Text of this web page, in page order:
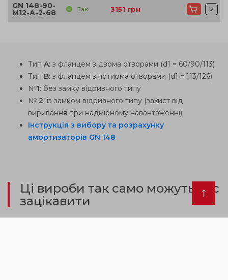
GN 148-90-
M12-A-2-68 Так 3151 грн
Тип A: з фланцем з двома отворами (d1 = 60/90/113)
Тип B: з фланцем з чотирма отворами (d1 = 113/126)
№1: без замку відривного типу
№ 2: із замком відривного типу (захист від
виривання при надмірному навантаженні)
Інструкція з вибору та розрахунку
амортизаторів GN 148
Ці вироби так само можуть вас
зацікавити